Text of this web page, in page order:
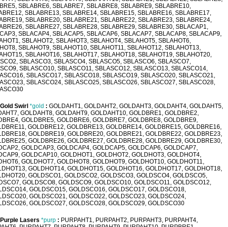
SBLABRE6, SBLABRE7, SBLABRE8, SBLABRE9, SBLABRE10,
SBLABRE13, SBLABRE14, SBLABRE15, SBLABRE16, SBLABRE17,
SBLABRE20, SBLABRE21, SBLABRE22, SBLABRE23, SBLABRE24,
SBLABRE27, SBLABRE28, SBLABRE29, SBLABRE30, SBLACAP1,
SBLACAP4, SBLACAP5, SBLACAP6, SBLACAP7, SBLACAP8, SBLACAP9,
SBLAHOT2, SBLAHOT3, SBLAHOT4, SBLAHOT5, SBLAHOT6,
SBLAHOT9, SBLAHOT10, SBLAHOT11, SBLAHOT12, SBLAHOT13,
SBLAHOT16, SBLAHOT17, SBLAHOT18, SBLAHOT19, SBLAHOT20,
SBLASCO3, SBLASCO4, SBLASCO5, SBLASCO6, SBLASCO7,
SBLASCO10, SBLASCO11, SBLASCO12, SBLASCO13, SBLASCO14,
SBLASCO17, SBLASCO18, SBLASCO19, SBLASCO20, SBLASCO21,
SBLASCO24, SBLASCO25, SBLASCO26, SBLASCO27, SBLASCO28,
Swirl *gold : GOLDAHT1, GOLDAHT2, GOLDAHT3, GOLDAHT4, GOLDAHT5,
GOLDAHT8, GOLDAHT9, GOLDAHT10, GOLDBRE1, GOLDBRE2,
GOLDBRE5, GOLDBRE6, GOLDBRE7, GOLDBRE8, GOLDBRE9,
GOLDBRE12, GOLDBRE13, GOLDBRE14, GOLDBRE15, GOLDBRE16,
GOLDBRE19, GOLDBRE20, GOLDBRE21, GOLDBRE22, GOLDBRE23,
GOLDBRE26, GOLDBRE27, GOLDBRE28, GOLDBRE29, GOLDBRE30,
GOLDCAP3, GOLDCAP4, GOLDCAP5, GOLDCAP6, GOLDCAP7,
GOLDCAP10, GOLDHOT1, GOLDHOT2, GOLDHOT3, GOLDHOT4,
GOLDHOT7, GOLDHOT8, GOLDHOT9, GOLDHOT10, GOLDHOT11,
GOLDHOT14, GOLDHOT15, GOLDHOT16, GOLDHOT17, GOLDHOT18,
GOLDSCO1, GOLDSCO2, GOLDSCO3, GOLDSCO4, GOLDSCO5,
GOLDSCO8, GOLDSCO9, GOLDSCO10, GOLDSCO11, GOLDSCO12,
GOLDSCO15, GOLDSCO16, GOLDSCO17, GOLDSCO18,
GOLDSCO21, GOLDSCO22, GOLDSCO23, GOLDSCO24,
GOLDSCO27, GOLDSCO28, GOLDSCO29, GOLDSCO30
Lasers *purp : PURPAHT1, PURPAHT2, PURPAHT3, PURPAHT4,